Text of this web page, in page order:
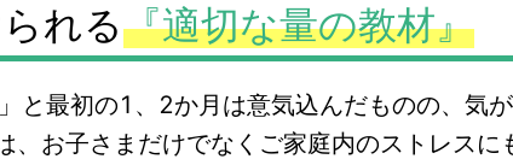
れる『適切な量の教材』
と最初の1、2か月は意気込んだものの、気
お子さまだけでなくご家庭内のストレスに